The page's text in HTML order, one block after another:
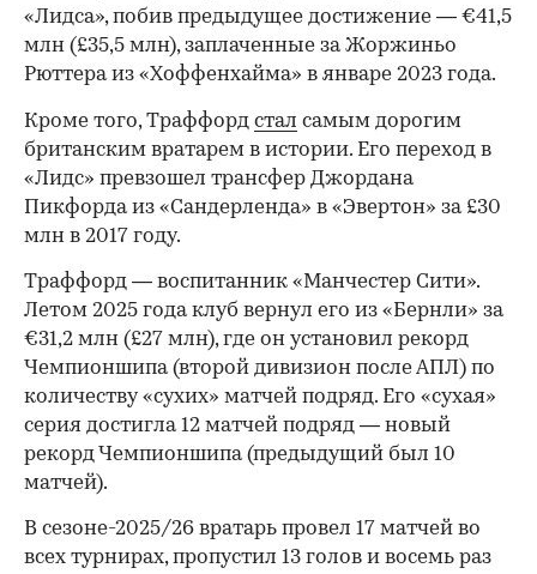
«Лидса», побив предыдущее достижение — €41,5
млн (£35,5 млн), заплаченные за Жоржиньо
Рюттера из «Хоффенхайма» в январе 2023 года.
00:00
Кроме того, Траффорд стал самым дорогим
британским вратарем в истории. Его переход в
«Лидс» превзошел трансфер Джордана
Пикфорда из «Сандерленда» в «Эвертон» за £30
млн в 2017 году.
Траффорд — воспитанник «Манчестер Сити».
Летом 2025 года клуб вернул его из «Бернли» за
€31,2 млн (£27 млн), где он установил рекорд
Чемпионшипа (второй дивизион после АПЛ) по
количеству «сухих» матчей подряд. Его «сухая»
серия достигла 12 матчей подряд — новый
рекорд Чемпионшипа (предыдущий был 10
матчей).
В сезоне-2025/26 вратарь провел 17 матчей во
всех турнирах, пропустил 13 голов и восемь раз